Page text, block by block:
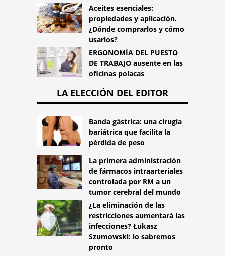
Aceites esenciales:
propiedades y aplicación.
¿Dónde comprarlos y cómo
usarlos?
ERGONOMÍA DEL PUESTO
DE TRABAJO ausente en las
oficinas polacas
LA ELECCIÓN DEL EDITOR
Banda gástrica: una cirugía
bariátrica que facilita la
pérdida de peso
La primera administración
de fármacos intraarteriales
controlada por RM a un
tumor cerebral del mundo
¿La eliminación de las
restricciones aumentará las
infecciones? Łukasz
Szumowski: lo sabremos
pronto